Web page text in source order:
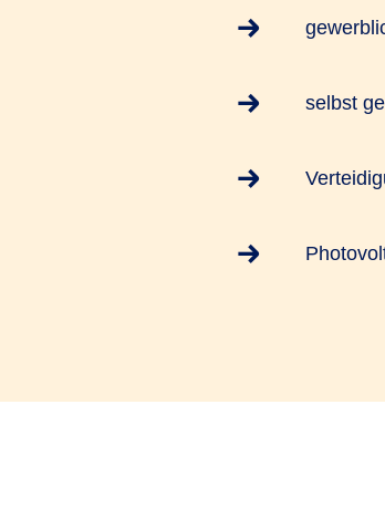
selbst